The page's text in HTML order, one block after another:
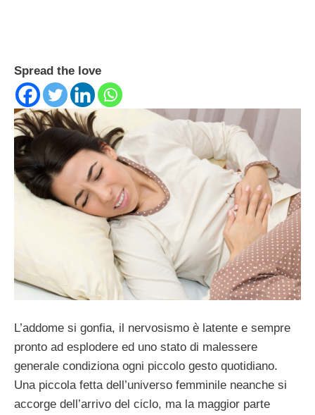
Spread the love
L’addome si gonfia, il nervosismo è latente e sempre
pronto ad esplodere ed uno stato di malessere
generale condiziona ogni piccolo gesto quotidiano.
Una piccola fetta dell’universo femminile neanche si
accorge dell’arrivo del ciclo, ma la maggior parte